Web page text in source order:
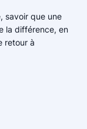
savoir que une
la différence, en
retour à